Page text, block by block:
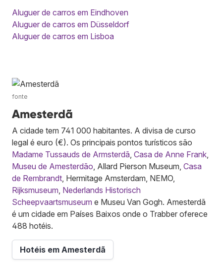
Aluguer de carros em Eindhoven
Aluguer de carros em Düsseldorf
Aluguer de carros em Lisboa
fonte
Amesterdã
A cidade tem 741 000 habitantes. A divisa de curso
legal é euro (€). Os principais pontos turísticos são
Madame Tussauds de Armsterdã, Casa de Anne Frank,
Museu de Amesterdão, Allard Pierson Museum, Casa
de Rembrandt, Hermitage Amsterdam, NEMO,
Rijksmuseum, Nederlands Historisch
Scheepvaartsmuseum e Museu Van Gogh. Amesterdã
é um cidade em Países Baixos onde o Trabber oferece
488 hotéis.
Hotéis em Amesterdã